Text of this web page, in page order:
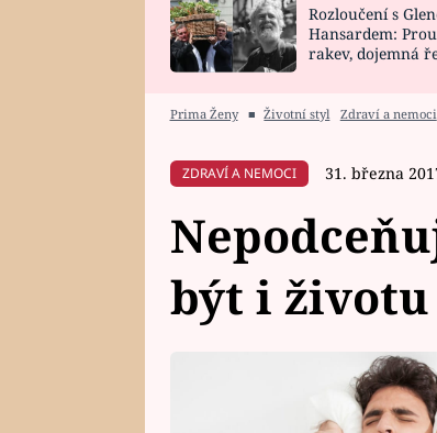
HOROSKOP NA
CELEBRITY
VAŘENÍ
Rozloučení s
Hansardem:
rakev, dojemná
Prima Ženy ■ Životní styl Zdraví a nemoci
ZDRAVÍ A NEMOCI 31. března
být i životu